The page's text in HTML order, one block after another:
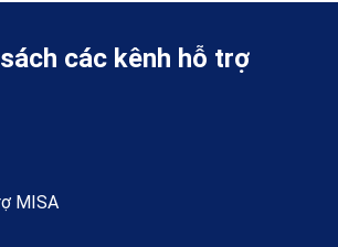
các kênh hỗ trợ
MISA